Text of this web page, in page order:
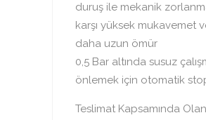
duruş ile mekanik
karşı yüksek mukavemet
daha uzun ömür
0,5 Bar altında susuz
önlemek için otomatik
Teslimat Kapsamında Olan